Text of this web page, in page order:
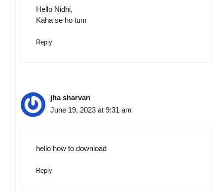
Hello Nidhi,
Kaha se ho tum
Reply
jha sharvan
June 19, 2023 at 9:31 am
hello how to download
Reply